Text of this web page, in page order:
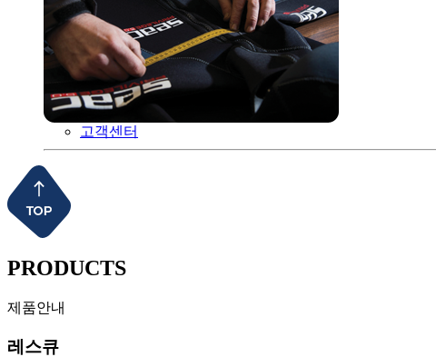
고객센터
PRODUCTS
제품안내
레스큐